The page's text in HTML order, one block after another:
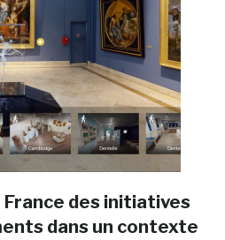
France des initiatives
dans un contexte